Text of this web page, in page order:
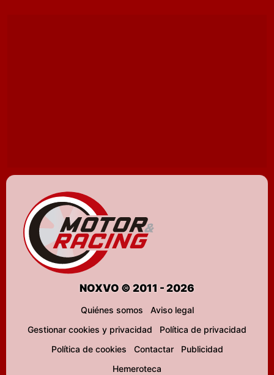
NOXVO © 2011 - 2026
Quiénes somos
Aviso legal
Gestionar cookies y privacidad
Política de privacidad
Política de cookies
Contactar
Publicidad
Hemeroteca